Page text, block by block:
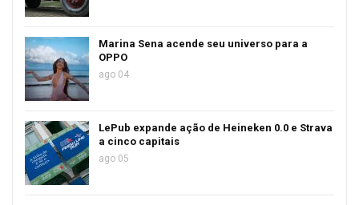
Marina Sena acende seu universo para a
OPPO
ago 04
LePub expande ação de Heineken 0.0 e Strava
a cinco capitais
ago 05